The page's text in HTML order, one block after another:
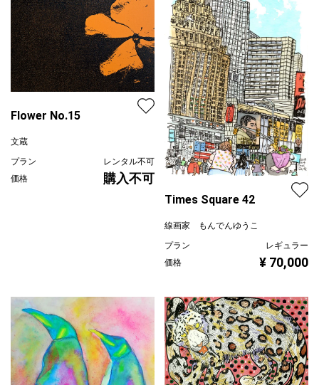
Flower No.15
文蔵
プラン
レンタル不可
価格
購入不可
Times Square 42
線画家 もんでんゆうこ
プラン
レギュラー
価格
¥ 70,000